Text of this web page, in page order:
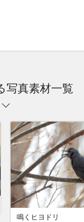
写真素材一覧
鳴くヒヨドリ